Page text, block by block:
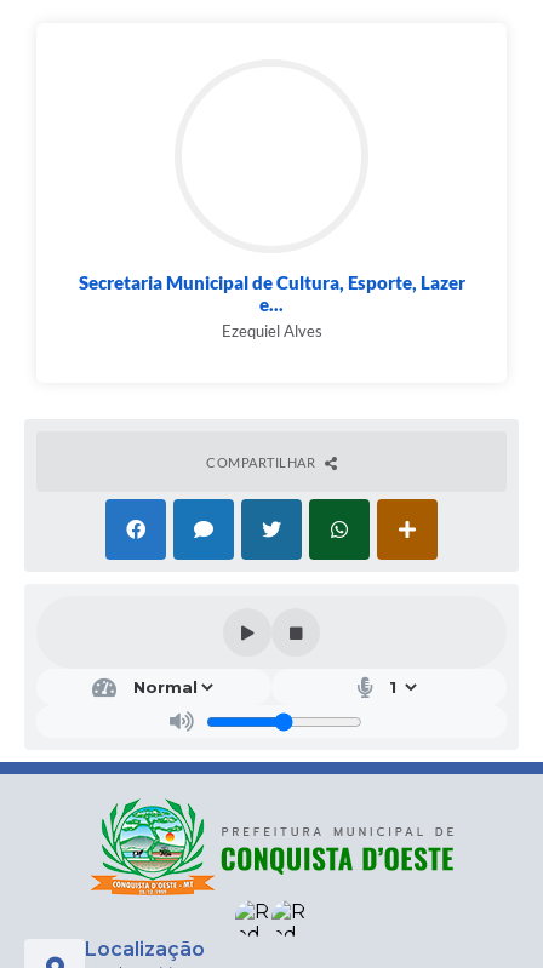
Secretaria Municipal de Cultura, Esporte, Lazer
e...
Ezequiel Alves
COMPARTILHAR
Localização